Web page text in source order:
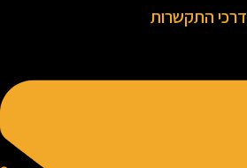
דרכי התקשרות